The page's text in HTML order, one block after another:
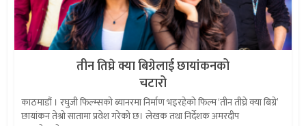
तीन तिघ्रे क्या बिग्रेलाई छायांकनको
चटारो
काठमाडौं । रघुजी फिल्म्सको ब्यानरमा निर्माण भइरहेको फिल्म ‘तीन तीघ्रे क्या बिग्रे’
छायांकन तेश्रो सातामा प्रवेश गरेको छ। लेखक तथा निर्देशक अमरदीप